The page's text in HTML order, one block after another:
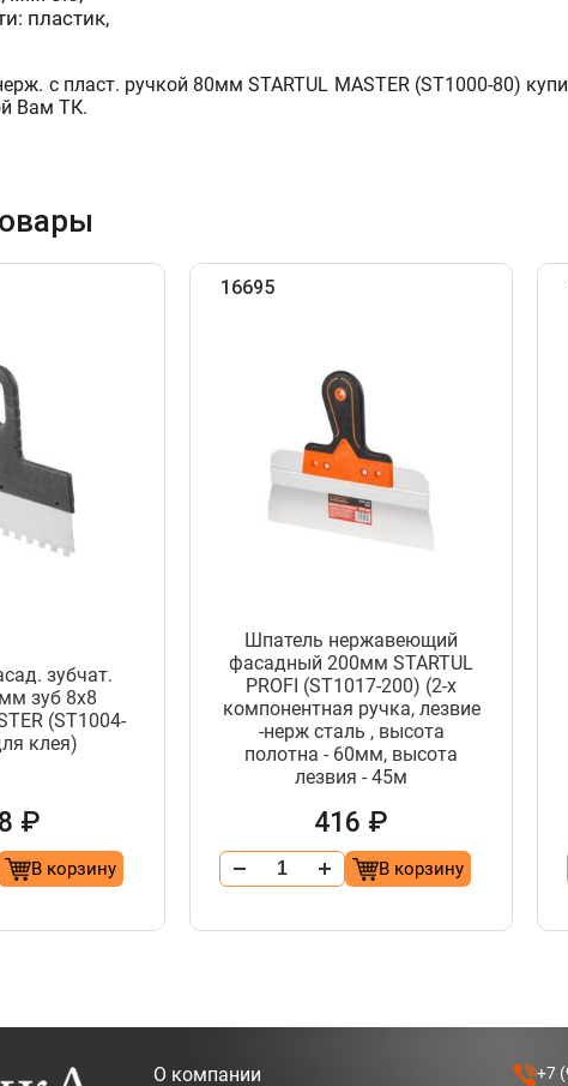
пластик,
с пласт. ручкой 80мм STARTUL MASTER (ST1000-80)
Вам ТК.
зубчат.
зуб 8х8
(ST1004-
клея)
₽
В корзину
16695
Шпатель нержавеющий
фасадный 200мм STARTUL
PROFI (ST1017-200) (2-х
компонентная ручка, лезвие
-нерж сталь , высота
полотна - 60мм, высота
лезвия - 45м
416 ₽
В корзину
О компании +7